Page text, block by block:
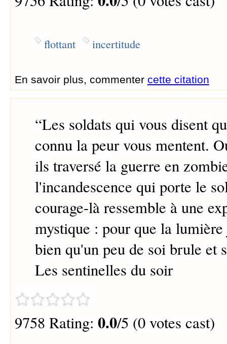
flottant incertitude
En savoir plus, commenter cette citation
“Les soldats qui vous disent
connu la peur vous mentent.
ils traversé la guerre en
l'incandescence qui porte le
courage-là ressemble à une
mystique : pour que la
bien qu'un peu de soi brule et
Les sentinelles du soir
9758 Rating: 0.0/5 (0 votes cast)